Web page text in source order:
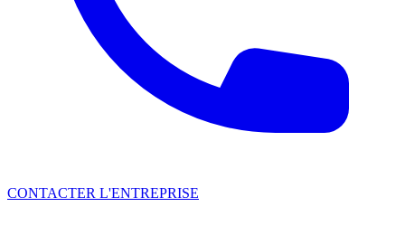
CONTACTER L'ENTREPRISE